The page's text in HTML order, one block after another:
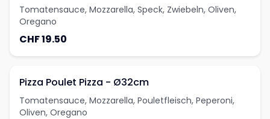
Tomatensauce, Mozzarella, Speck, Zwiebeln, Oliven,
Oregano
CHF 19.50
Pizza Poulet Pizza - Ø32cm
Tomatensauce, Mozzarella, Pouletfleisch, Peperoni,
Oliven, Oregano